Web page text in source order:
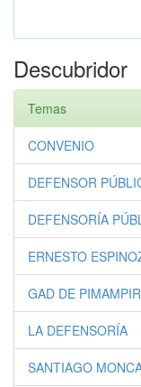
Descubridor
Temas
CONVENIO
DEFENSOR
DEFENSORÍA
ERNESTO
GAD DE
LA DEFENSORÍA
SANTIAGO